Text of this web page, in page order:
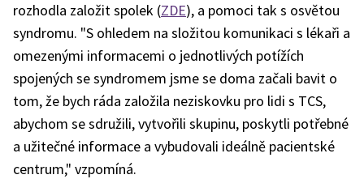
rozhodla založit spolek (ZDE), a pomoci tak s osvětou
syndromu. "S ohledem na složitou komunikaci s lékaři a
omezenými informacemi o jednotlivých potížích
spojených se syndromem jsme se doma začali bavit o
tom, že bych ráda založila neziskovku pro lidi s TCS,
abychom se sdružili, vytvořili skupinu, poskytli potřebné
a užitečné informace a vybudovali ideálně pacientské
centrum," vzpomíná.